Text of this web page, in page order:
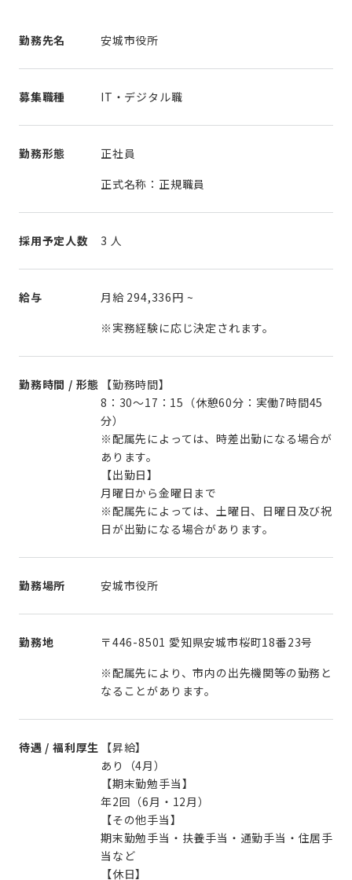
勤務先名 安城市役所
募集職種 IT・デジタル職
勤務形態
正社員
正式名称：正規職員
採用予定人数 3 人
給与 月給 294,336円 ~
※実務経験に応じ決定されます。
勤務時間 / 形態 【勤務時間】
8：30～17：15（休憩60分：実働7時間45
分）
※配属先によっては、時差出勤になる場合が
あります。
【出勤日】
月曜日から金曜日まで
※配属先によっては、土曜日、日曜日及び祝
日が出勤になる場合があります。
勤務場所 安城市役所
勤務地
〒446-8501 愛知県安城市桜町18番23号
※配属先により、市内の出先機関等の勤務と
なることがあります。
待遇 / 福利厚生
【昇給】
あり（4月）
【期末勤勉手当】
年2回（6月・12月）
【その他手当】
期末勤勉手当・扶養手当・通勤手当・住居手
当など
【休日】